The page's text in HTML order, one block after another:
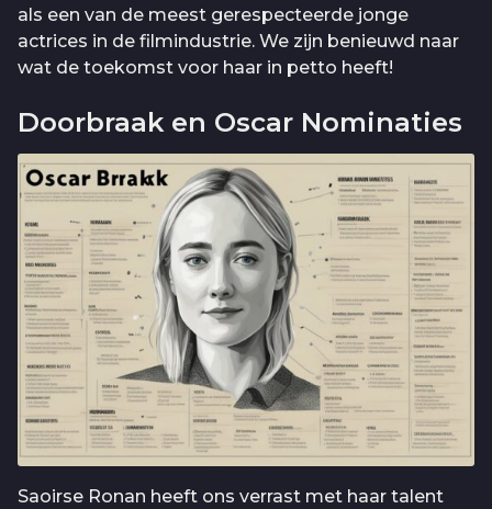
als een van de meest gerespecteerde jonge
actrices in de filmindustrie. We zijn benieuwd naar
wat de toekomst voor haar in petto heeft!
Doorbraak en Oscar Nominaties
Saoirse Ronan heeft ons verrast met haar talent